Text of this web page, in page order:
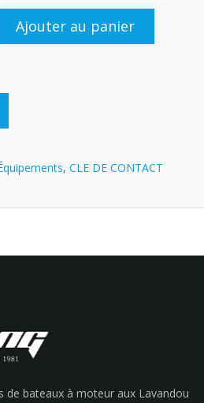
Ajouter au panier
, CLE DE CONTACT
de bateaux à moteur aux Lavandou